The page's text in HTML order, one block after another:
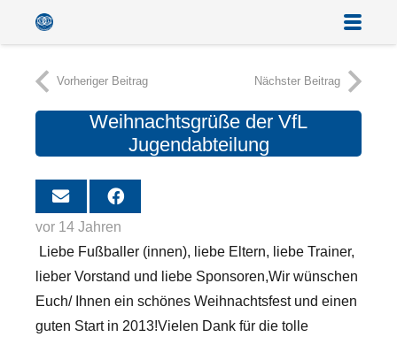
Vorheriger Beitrag Nächster Beitrag
Weihnachtsgrüße der VfL
Jugendabteilung
vor 14 Jahren
Liebe Fußballer (innen), liebe Eltern, liebe Trainer,
lieber Vorstand und liebe Sponsoren,Wir wünschen
Euch/ Ihnen ein schönes Weihnachtsfest und einen
guten Start in 2013!Vielen Dank für die tolle